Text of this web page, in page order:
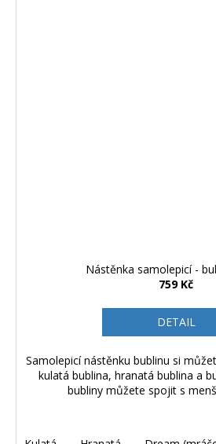
Nástěnka samolepicí -
759 Kč
DETAIL
Samolepicí nástěnku bublinu si
kulatá bublina, hranatá bublina a
bubliny můžete spojit s